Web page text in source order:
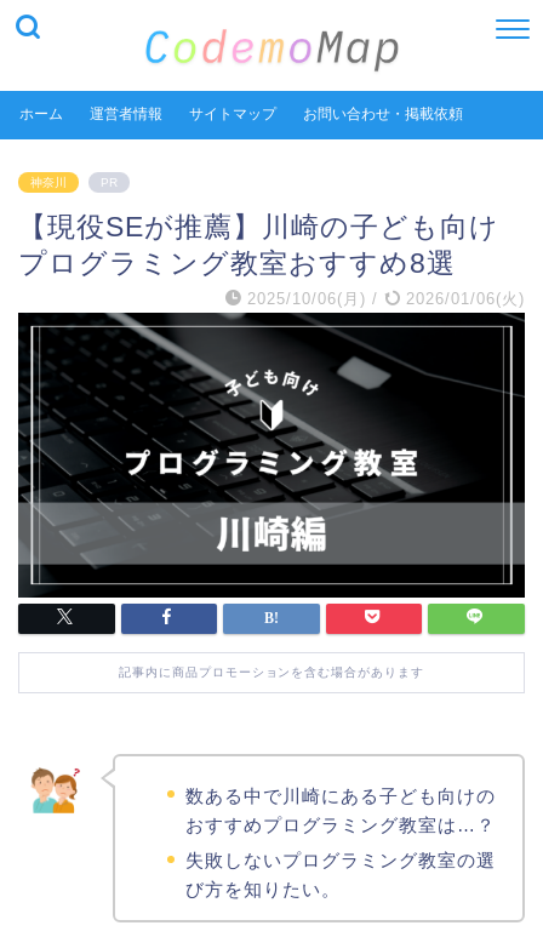
ホーム 運営者情報 サイトマップ お問い合わせ・掲載依頼
神奈川 PR
【現役SEが推薦】川崎の子ども向け
プログラミング教室おすすめ8選
2025/10/06(月) / 2026/01/06(火)
記事内に商品プロモーションを含む場合があります
数ある中で川崎にある子ども向けの
おすすめプログラミング教室は…？
失敗しないプログラミング教室の選
び方を知りたい。